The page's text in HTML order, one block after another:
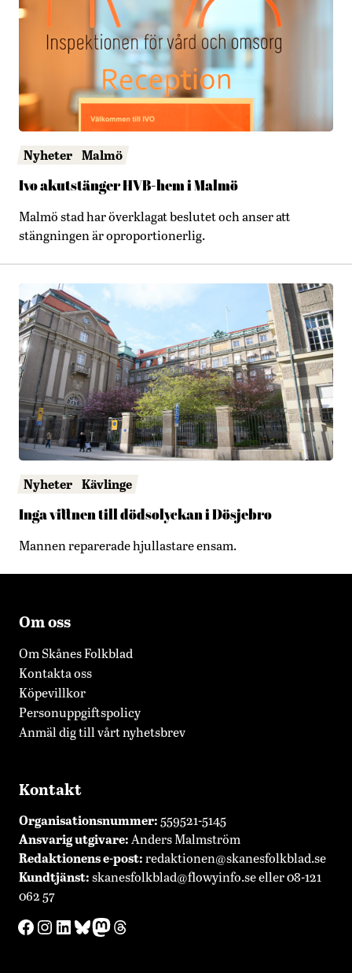
Nyheter Malmö
Ivo akutstänger HVB-hem i Malmö
Malmö stad har överklagat beslutet och anser att
stängningen är oproportionerlig.
Nyheter Kävlinge
Inga vittnen till dödsolyckan i Dösjebro
Mannen reparerade hjullastare ensam.
Om oss
Om Skånes Folkblad
Kontakta oss
Köpevillkor
Personuppgiftspolicy
Anmäl dig till vårt nyhetsbrev
Kontakt
Organisationsnummer: 559521-5145
Ansvarig utgivare: Anders Malmström
Redaktionense-post:redaktionen@skanesfolkblad.se
Kundtjänst:skanesfolkblad@flowyinfo.seeller 08-121
062 57
Facebook
Instagram
LinkedIn
Bluesky
Mastodon
Threads